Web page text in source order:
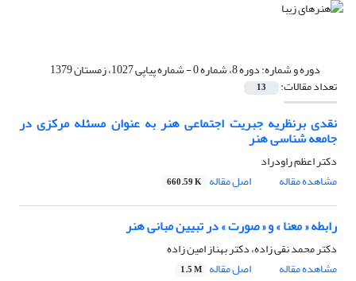
دوره و شماره:دوره 8، شماره 0 - شماره پیاپی 1027، زمستان 1379
تعداد مقالات: 13
نقدی برنظریه جبریت اجتماعی هنر به عنوان مسئله مرکزی در
جامعه شناسی هنر
دکتر اعظم راودراد
مشاهده مقاله
اصل مقاله 660.59 K
رابطه « معنا » و « صورت » در تبیین مبانی هنر
دکتر محمد نقی زاده، دکتر بهناز امین زاده
مشاهده مقاله
اصل مقاله 1.5 M